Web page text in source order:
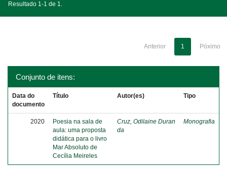
Resultado 1-1 de 1.
Anterior 1 Póximo
Conjunto de itens:
Data do
documento
Título Autor(es) Tipo
2020
Poesia na sala de
aula: uma proposta
didática para o livro
Mar Absoluto de
Cecília Meireles
Cruz, Odilaine Duran
da
Monografia